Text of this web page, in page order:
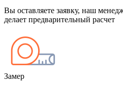
Вы оставляете заявку, наш
делает предварительный расчет
Замер